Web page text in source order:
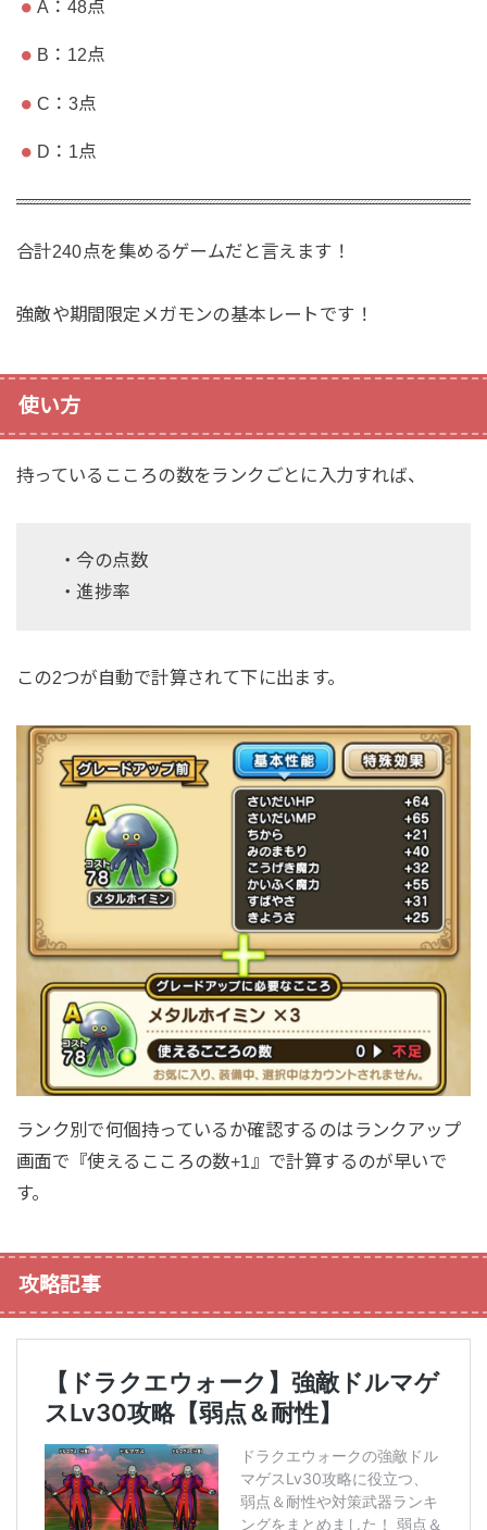
A：48点
B：12点
C：3点
D：1点
合計240点を集めるゲームだと言えます！
強敵や期間限定メガモンの基本レートです！
使い方
持っているこころの数をランクごとに入力すれば、
・今の点数
・進捗率
この2つが自動で計算されて下に出ます。
ランク別で何個持っているか確認するのはランクアップ
画面で『使えるこころの数+1』で計算するのが早いで
す。
攻略記事